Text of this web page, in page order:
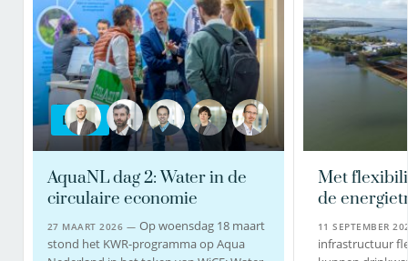
BLOG
AquaNL dag 2: Water in de
circulaire economie
27 MAART 2026 — Op woensdag 18 maart
stond het KWR-programma op Aqua
Met
de
11 SEPTEMBER
infrastructuur